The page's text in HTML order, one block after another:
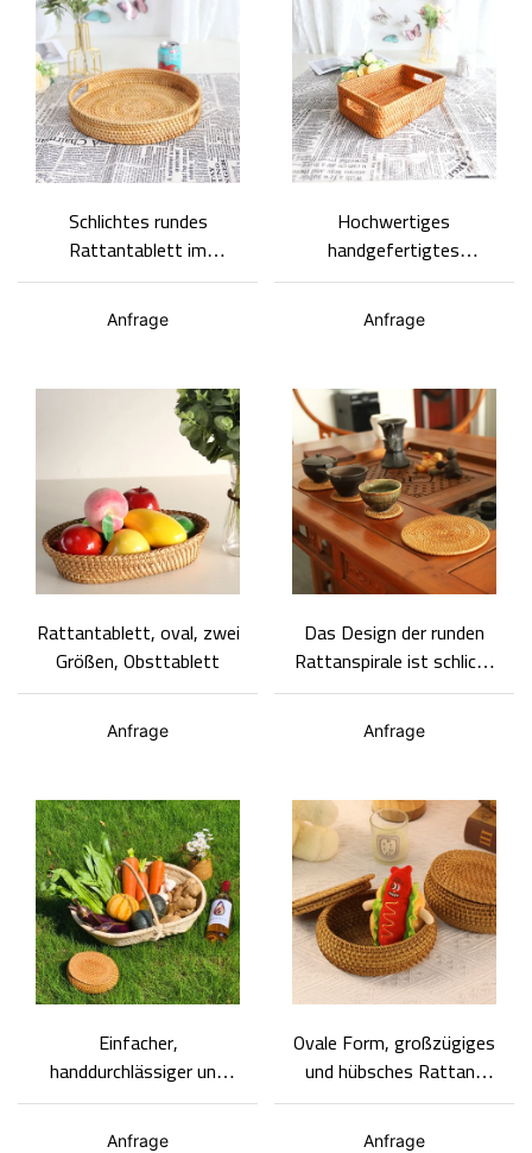
Schlichtes rundes
Rattantablett im
japanischen Stil,
Obsttablett und
Snacktablett
Anfrage
Hochwertiges
handgefertigtes
Picknicktablett aus
Rattan mit robustem
Geflecht, für Desserts
Anfrage
Rattantablett, oval, zwei
Größen, Obsttablett
Anfrage
Das Design der runden
Rattanspirale ist schlicht
und elegant.
Anfrage
Einfacher,
handdurchlässiger und
umweltfreundlicher
Rattan-Tablettkorb Gem
Anfrage
Ovale Form, großzügiges
und hübsches Rattan-
Tablett mit Deckel und
sorgfältiger Verarbeitung
Anfrage